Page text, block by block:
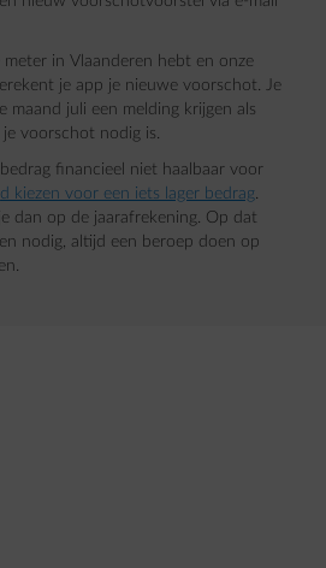
meter in Vlaanderen hebt en onze
je app je nieuwe voorschot. Je
maand juli een melding krijgen als
voorschot nodig is.
financieel niet haalbaar voor
kiezen voor een iets lager bedrag.
dan op de jaarafrekening. Op dat
nodig, altijd een beroep doen op